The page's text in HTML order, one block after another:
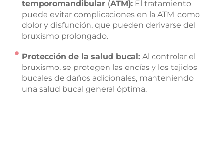
temporomandibular (ATM): El tratamiento
puede evitar complicaciones en la ATM, como
dolor y disfunción, que pueden derivarse del
bruxismo prolongado.
Protección de la salud bucal: Al controlar el
bruxismo, se protegen las encías y los tejidos
bucales de daños adicionales, manteniendo
una salud bucal general óptima.